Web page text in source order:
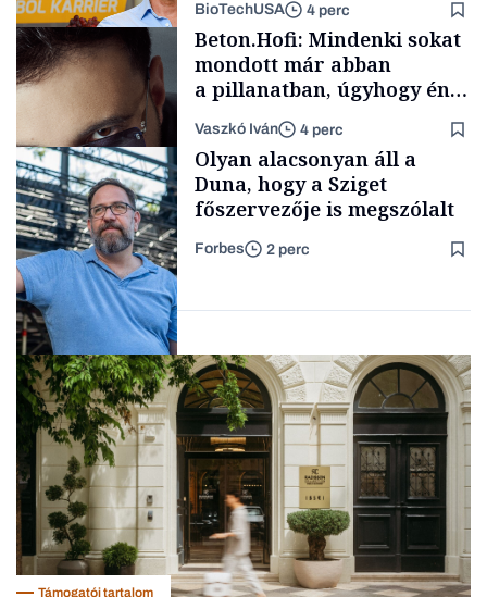
Politika
Content Lab HUB
BioTechUSA 4 perc
Forbes-sztori
Beton.Hofi: Mindenki sokat
mondott már abban
a pillanatban, úgyhogy én
a legsarkosabb
gondolataimat akartam
kimondani
Vaszkó Iván 4 perc
Társadalom
Olyan alacsonyan áll a
Duna, hogy a Sziget
főszervezője is megszólalt
Forbes 2 perc
Támogatói tartalom